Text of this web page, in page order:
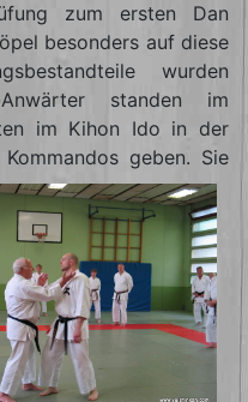
zum ersten Dan
besonders auf diese
wurden
standen im
im Kihon Ido in der
geben. Sie